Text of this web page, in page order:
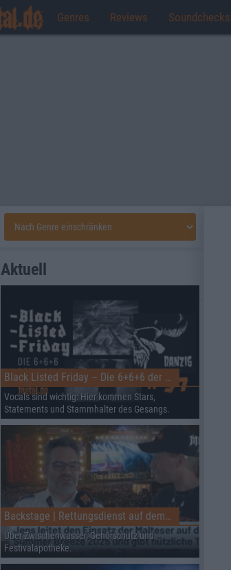
Genres Reviews Soundchecks
Aktuell
Black Listed Friday – Die 6+6+6 der Woche
Vocals sind wichtig: Hier kommen Stars,
Statements und Stammhalter des Gesangs.
Backstage | Rettungsdienst auf dem Summer Breeze
Über Zwischenwasser, Gehörschutz und
Festivalapotheke.